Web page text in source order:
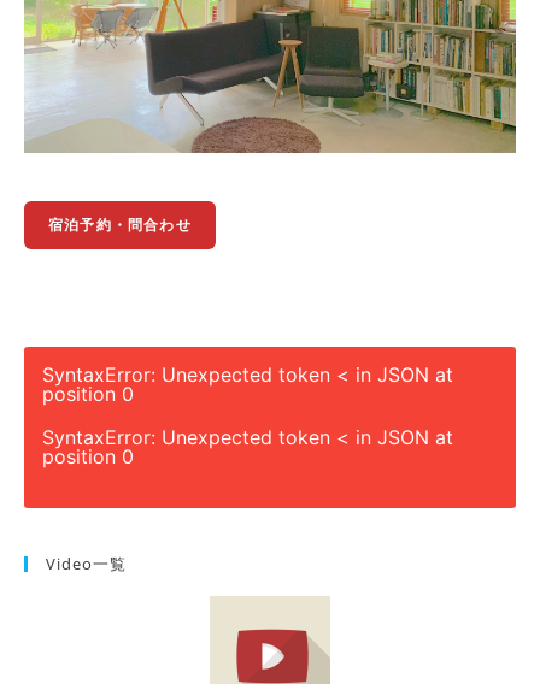
宿泊予約・問合わせ
SyntaxError: Unexpected token < in JSON at
position 0
SyntaxError: Unexpected token < in JSON at
position 0
Video一覧